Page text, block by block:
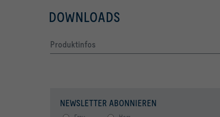
LWNR [dB]     36                    45
DOWNLOADS
Produktinfos
NEWSLETTER ABONNIEREN